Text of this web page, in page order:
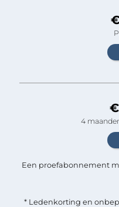
4
Een proefabonnement
* Ledenkorting en